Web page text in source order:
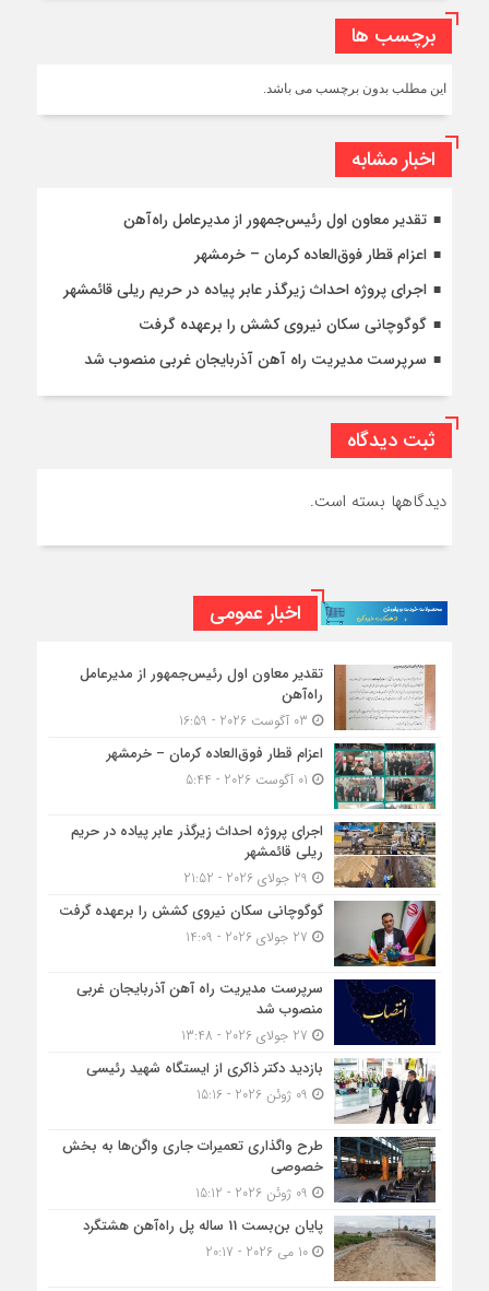
برچسب ها
این مطلب بدون برچسب می باشد.
اخبار مشابه
تقدیر معاون اول رئیس‌جمهور از مدیرعامل راه‌آهن
اعزام قطار فوق‌العاده کرمان – خرمشهر
اجرای پروژه احداث زیرگذر عابر پیاده در حریم ریلی قائمشهر
گوگوچانی سکان نیروی کشش را برعهده گرفت
سرپرست مدیریت راه آهن آذربایجان غربی منصوب شد
ثبت دیدگاه
دیدگاهها بسته است.
اخبار عمومی
تقدیر معاون اول رئیس‌جمهور از مدیرعامل
راه‌آهن
اعزام قطار فوق‌العاده کرمان – خرمشهر
اجرای پروژه احداث زیرگذر عابر پیاده در حریم
ریلی قائمشهر
گوگوچانی سکان نیروی کشش را برعهده گرفت
سرپرست مدیریت راه آهن آذربایجان غربی
منصوب شد
بازدید دکتر ذاکری از ایستگاه شهید رئیسی
طرح واگذاری تعمیرات جاری واگن‌ها به بخش
خصوصی
پایان بن‌بست 11 ساله پل راه‌آهن هشتگرد
10 می 2026 - 20:17